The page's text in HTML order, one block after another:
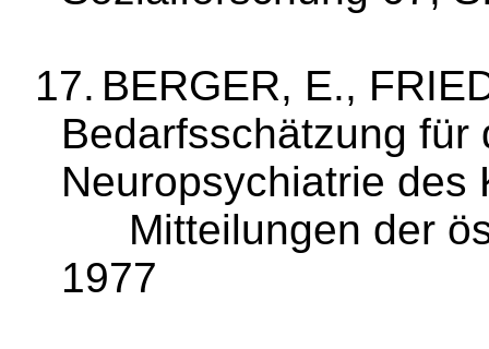
17. BERGER, E.,
Bedarfsschätzung
Neuropsychiatrie des
Mitteilun­gen der
1977